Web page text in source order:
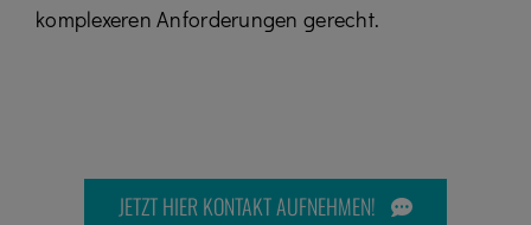
komplexeren Anforderungen gerecht.
JETZT HIER KONTAKT AUFNEHMEN!